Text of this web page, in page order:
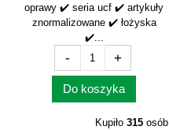
oprawy ✔️ seria ucf ✔️ artykuły
znormalizowane ✔️ łożyska
✔️...
- +
Do koszyka
Kupiło 315 osób